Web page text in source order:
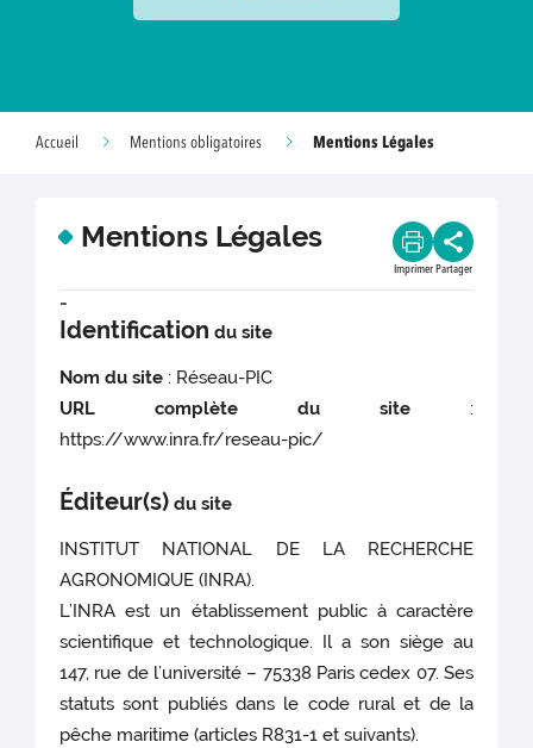
Accueil Mentions obligatoires Mentions Légales
Mentions Légales
Imprimer Partager
-
Identification du site
Nom du site : Réseau-PIC
URL complète du site:
https://www.inra.fr/reseau-pic/
Éditeur(s) du site
INSTITUT NATIONAL DE LA RECHERCHE
AGRONOMIQUE (INRA).
L’INRA est un établissement public à caractère
scientifique et technologique. Il a son siège au
147, rue de l’université – 75338 Paris cedex 07. Ses
statuts sont publiés dans le code rural et de la
pêche maritime (articles R831-1 et suivants).